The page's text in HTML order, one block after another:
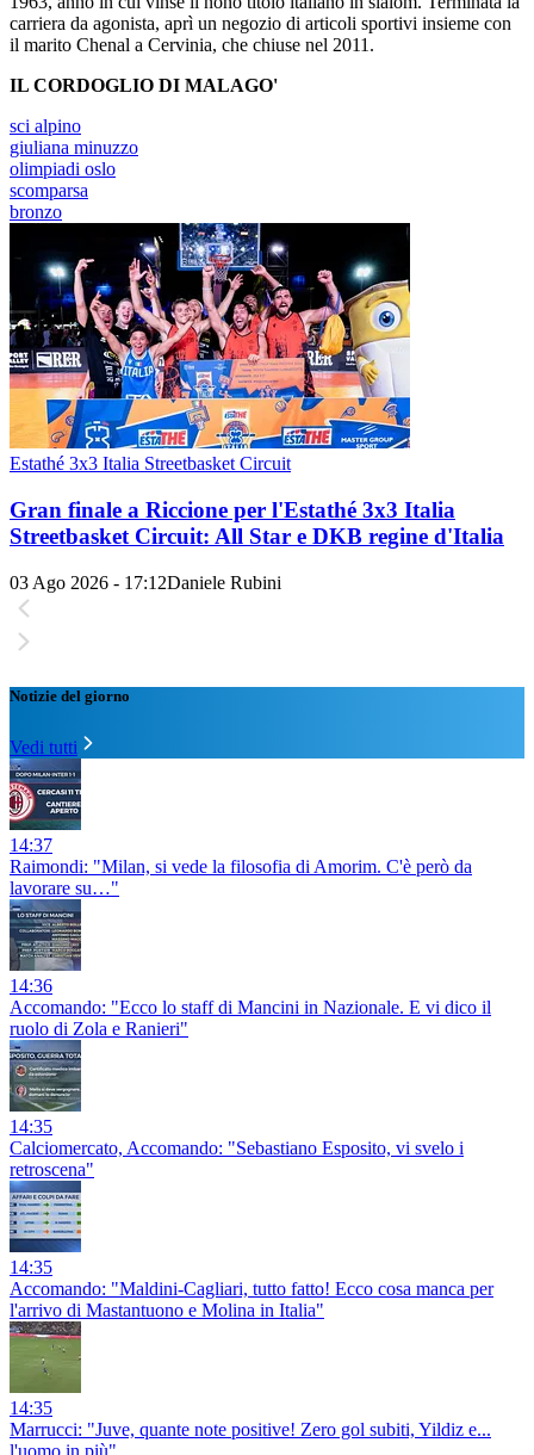
carriera da agonista, aprì un negozio di articoli sportivi insieme con
il marito Chenal a Cervinia, che chiuse nel 2011.
IL CORDOGLIO DI MALAGO'
sci alpino
giuliana minuzzo
olimpiadi oslo
scomparsa
bronzo
Estathé 3x3 Italia Streetbasket Circuit
Gran finale a Riccione per l'Estathé 3x3 Italia
Streetbasket Circuit: All Star e DKB regine d'Italia
03 Ago 2026 - 17:12Daniele Rubini
Notizie del giorno
Vedi tutti
14:37
Raimondi: "Milan, si vede la filosofia di Amorim. C'è però da
lavorare su…"
14:36
Accomando: "Ecco lo staff di Mancini in Nazionale. E vi dico il
ruolo di Zola e Ranieri"
14:35
Calciomercato, Accomando: "Sebastiano Esposito, vi svelo i
retroscena"
14:35
Accomando: "Maldini-Cagliari, tutto fatto! Ecco cosa manca per
l'arrivo di Mastantuono e Molina in Italia"
14:35
Marrucci: "Juve, quante note positive! Zero gol subiti, Yildiz e...
l'uomo in più"